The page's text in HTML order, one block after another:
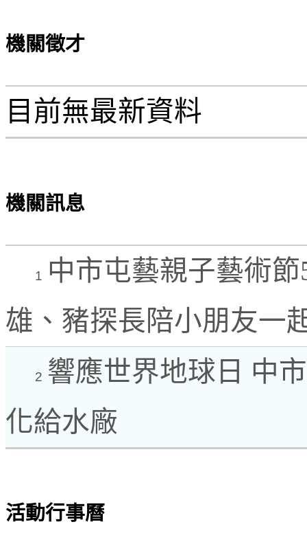
機關徵才
目前無最新資料
機關訊息
1 中市屯藝親子藝術
雄、豬探長陪小朋友一
2 響應世界地球日 中
化給水廠
活動行事曆